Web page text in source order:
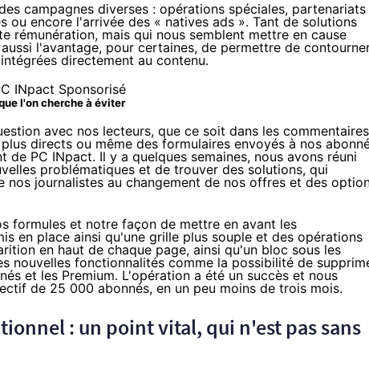
campagnes diverses : opérations spéciales, partenariats
ou encore l'arrivée des « natives ads». Tant de solutions
rémunération, mais qui nous semblent mettre en cause
l'avantage, pour certaines, de permettre de
directement au contenu.
l'on cherche à éviter
avec nos lecteurs, que ce soit dans les commentaires
directs ou même des formulaires envoyés à nos
PC INpact. Il y a quelques semaines, nous avons réuni
problématiques et de trouver des solutions, qui
journalistes au changement de nos offres et des
formules et notre façon de mettre en avant les
en place ainsi qu'une grille plus souple et des opérations
en haut de chaque page, ainsi qu'un bloc sous les
nouvelles fonctionnalités comme la possibilité de
et les Premium. L'opération a été un succès et nous
de 25 000 abonnés, en un peu moins de trois mois.
: un point vital, qui n'est pas sans